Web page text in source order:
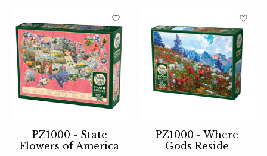
PZ1000 - State
Flowers of America
PZ1000 - Where
Gods Reside